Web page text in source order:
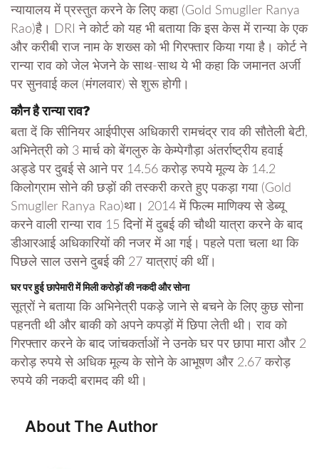
न्यायालय में प्रस्तुत करने के लिए कहा (Gold Smugller Ranya
Rao)है। DRI ने कोर्ट को यह भी बताया कि इस केस में रान्या के एक
और करीबी राज नाम के शख्स को भी गिरफ्तार किया गया है। कोर्ट ने
रान्या राव को जेल भेजने के साथ-साथ ये भी कहा कि जमानत अर्जी
पर सुनवाई कल (मंगलवार) से शुरू होगी।
कौन है रान्या राव?
बता दें कि सीनियर आईपीएस अधिकारी रामचंद्र राव की सौतेली बेटी,
अभिनेत्री को 3 मार्च को बेंगलुरु के केम्पेगौड़ा अंतर्राष्ट्रीय हवाई
अड्डे पर दुबई से आने पर 14.56 करोड़ रुपये मूल्य के 14.2
किलोग्राम सोने की छड़ों की तस्करी करते हुए पकड़ा गया (Gold
Smugller Ranya Rao)था। 2014 में फिल्म माणिक्य से डेब्यू
करने वाली रान्या राव 15 दिनों में दुबई की चौथी यात्रा करने के बाद
डीआरआई अधिकारियों की नजर में आ गई। पहले पता चला था कि
पिछले साल उसने दुबई की 27 यात्राएं की थीं।
घर पर हुई छापेमारी में मिली करोड़ों की नकदी और सोना
सूत्रों ने बताया कि अभिनेत्री पकड़े जाने से बचने के लिए कुछ सोना
पहनती थी और बाकी को अपने कपड़ों में छिपा लेती थी। राव को
गिरफ्तार करने के बाद जांचकर्ताओं ने उनके घर पर छापा मारा और 2
करोड़ रुपये से अधिक मूल्य के सोने के आभूषण और 2.67 करोड़
रुपये की नकदी बरामद की थी।
About The Author